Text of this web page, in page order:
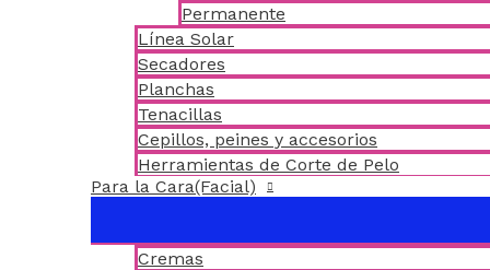
Permanente
Línea Solar
Secadores
Planchas
Tenacillas
Cepillos, peines y accesorios
Herramientas de Corte de Pelo
Para la Cara(Facial)
Cremas